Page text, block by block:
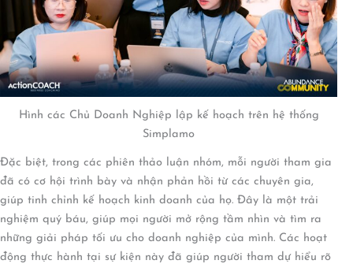
Hình các Chủ Doanh Nghiệp lập kế hoạch trên hệ thống
Simplamo
Đặc biệt, trong các phiên thảo luận nhóm, mỗi người tham gia
đã có cơ hội trình bày và nhận phản hồi từ các chuyên gia,
giúp tinh chỉnh kế hoạch kinh doanh của họ. Đây là một trải
nghiệm quý báu, giúp mọi người mở rộng tầm nhìn và tìm ra
những giải pháp tối ưu cho doanh nghiệp của mình. Các hoạt
động thực hành tại sự kiện này đã giúp người tham dự hiểu rõ